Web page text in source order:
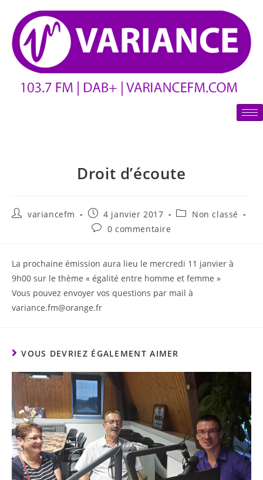
Droit d’écoute
variancefm 4 janvier 2017
Non classé
0 commentaire
La prochaine émission aura lieu le mercredi 11 janvier à
9h00 sur le thème « égalité entre homme et femme »
Vous pouvez envoyer vos questions par mail à
variance.fm@orange.fr
VOUS DEVRIEZ ÉGALEMENT AIMER